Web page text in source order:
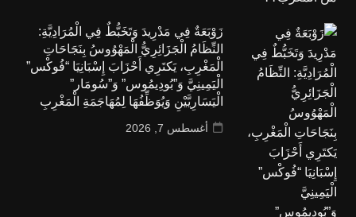
زَوْبَعَةٌ فِي مَدْرِيدَ وَتَخَبُّطٌ فِي الْمُرَادِيَّةِ:
النِّظَامُ الْجَزَائِرِيُّ الْمَهْوُوسُ بِنَجَاحَاتِ
الْمَغْرِبِ، يَكتَرِي أَحْزَابَ إِسْبَانِيَا “فُوكْس”
الْيَمِينِيَّ وَ”بُودِيمُوس” وَ”سُومَار”
الْيَسَارِيَّيْنِ وَيُوَظِّفُهَا لِمُهَاجَمَةِ الْمَغْرِبِ
أغسطس 7, 2026